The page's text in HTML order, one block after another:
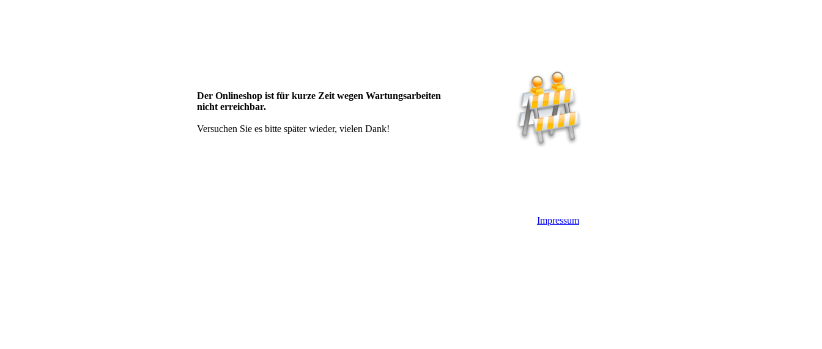
Der Onlineshop ist für kurze Zeit wegen Wartungsarbeiten
nicht erreichbar.
Versuchen Sie es bitte später wieder, vielen Dank!
Impressum